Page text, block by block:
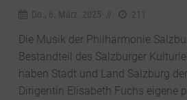
Do., 6. März. 2025 211
Die Musik der Philharmonie
Bestandteil des Salzburger
haben Stadt und Land Salzburg
Dirigentin Elisabeth Fuchs eigene